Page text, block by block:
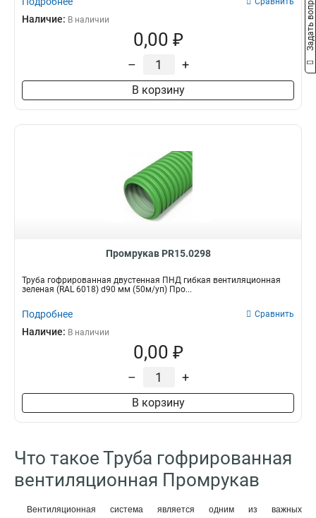
Наличие: В наличии
0,00 ₽
– +
В корзину
Промрукав PR15.0298
Труба гофрированная двустенная ПНД гибкая вентиляционная
зеленая (RAL 6018) d90 мм (50м/уп) Про...
Подробнее Сравнить
Наличие: В наличии
0,00 ₽
– +
В корзину
Что такое Труба гофрированная
вентиляционная Промрукав
Вентиляционная система является одним из важных
Задать вопрос